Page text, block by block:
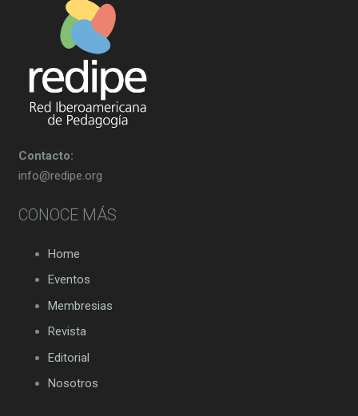
Contacto:
info@redipe.org
CONOCE MÁS
Home
Eventos
Membresias
Revista
Editorial
Nosotros